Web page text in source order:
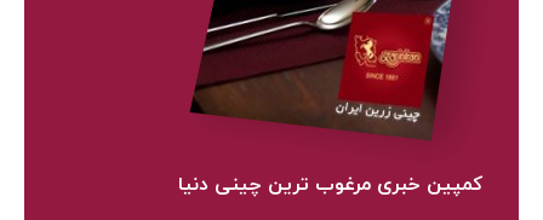
کمپین خبری مرغوب ترین چینی دنیا